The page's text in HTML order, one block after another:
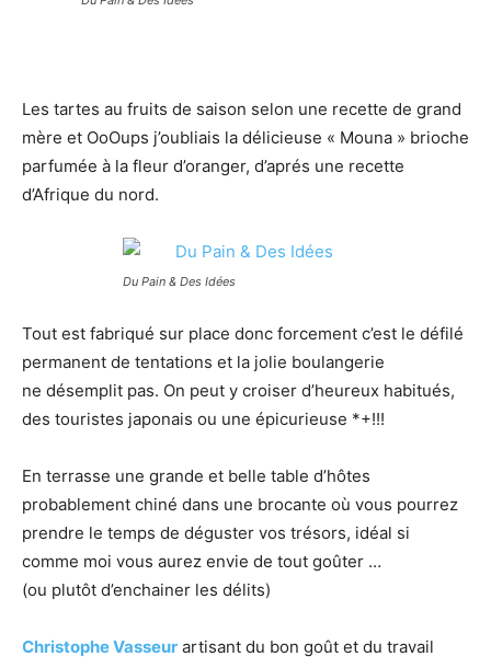
Les tartes au fruits de saison selon une recette de grand
mère et OoOups j’oubliais la délicieuse « Mouna » brioche
parfumée à la fleur d’oranger, d’aprés une recette
d’Afrique du nord.
Du Pain & Des Idées
Tout est fabriqué sur place donc forcement c’est le défilé
permanent de tentations et la jolie boulangerie
ne désemplit pas. On peut y croiser d’heureux habitués,
des touristes japonais ou une épicurieuse *+!!!
En terrasse une grande et belle table d’hôtes
probablement chiné dans une brocante où vous pourrez
prendre le temps de déguster vos trésors, idéal si
comme moi vous aurez envie de tout goûter …
(ou plutôt d’enchainer les délits)
Christophe Vasseur artisant du bon goût et du travail